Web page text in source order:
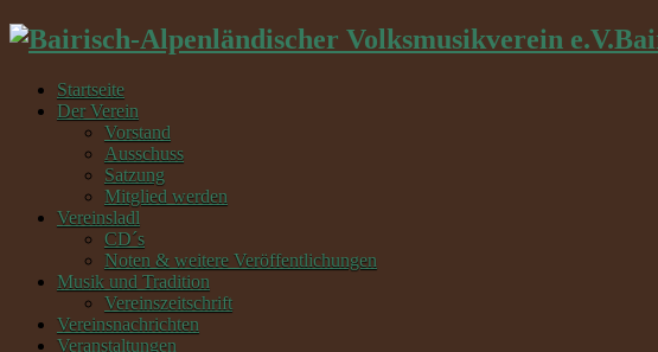
Startseite
Der Verein
Vorstand
Ausschuss
Satzung
Mitglied werden
Vereinsladl
CD´s
Noten & weitere Veröffentlichungen
Musik und Tradition
Vereinszeitschrift
Vereinsnachrichten
Veranstaltungen